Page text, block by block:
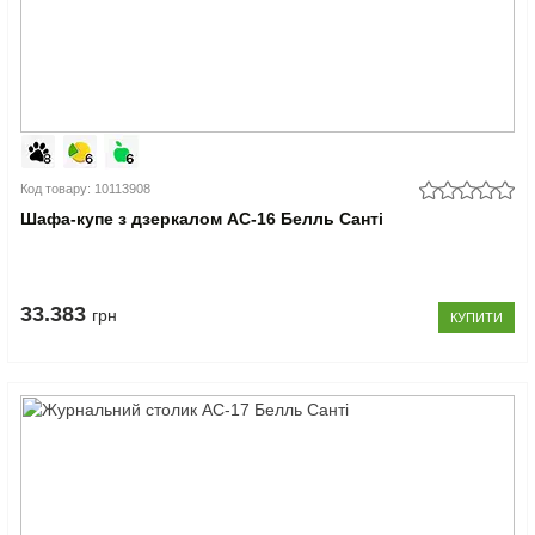
Код товару: 10113908
Шафа-купе з дзеркалом АС-16 Белль Санті
33.383 грн КУПИТИ